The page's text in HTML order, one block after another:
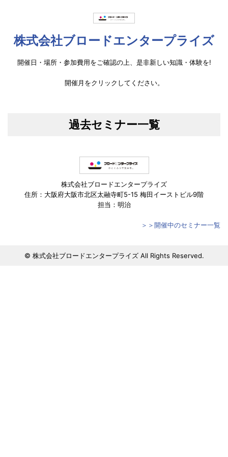
株式会社ブロードエンタープライズ
開催日・場所・参加費用をご確認の上、是非新しい知識・体験を!
開催月をクリックしてください。
過去セミナー一覧
株式会社ブロードエンタープライズ
住所：大阪府大阪市北区太融寺町5-15 梅田イーストビル9階
担当：明治
＞＞開催中のセミナー一覧
© 株式会社ブロードエンタープライズ All Rights Reserved.